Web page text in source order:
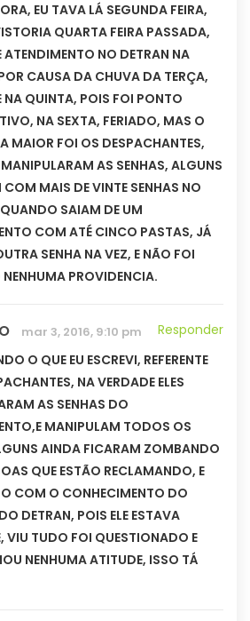
EU TAVA LÁ SEGUNDA FEIRA,
QUARTA FEIRA PASSADA,
ATENDIMENTO NO DETRAN NA
CAUSA DA CHUVA DA TERÇA,
NA QUINTA, POIS FOI PONTO
NA SEXTA, FERIADO, MAS O
MAIOR FOI OS DESPACHANTES,
AS SENHAS, ALGUNS
MAIS DE VINTE SENHAS NO
SAIAM DE UM
COM ATÉ CINCO PASTAS, JÁ
SENHA NA VEZ, E NÃO FOI
PROVIDENCIA.
mar 3, 2016, 9:10 pm
Responder
O QUE EU ESCREVI, REFERENTE
NA VERDADE ELES
AS SENHAS DO
MANIPULAM TODOS OS
AINDA FICARAM ZOMBANDO
QUE ESTÃO RECLAMANDO, E
COM O CONHECIMENTO DO
DETRAN, POIS ELE ESTAVA
VIU TUDO FOI QUESTIONADO E
NENHUMA ATITUDE, ISSO TÁ